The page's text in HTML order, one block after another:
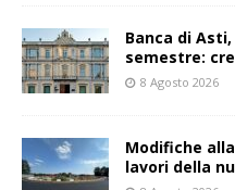
Banca di
semestre:
8 Agosto 2026
Modifiche
lavori della